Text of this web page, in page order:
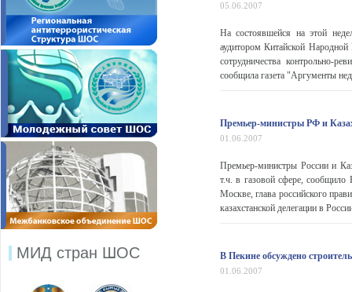
МИД стран ШОС
05.06.2007
На состоявшейся на этой
аудитором Китайской
сотрудничества контрольно-
сообщила газета "Аргументы
Премьер-министры РФ и
01.06.2007
Премьер-министры России и
т.ч. в газовой сфере,
Москве, глава российского
казахстанской делегации в
В Пекине обсуждено
01.06.2007